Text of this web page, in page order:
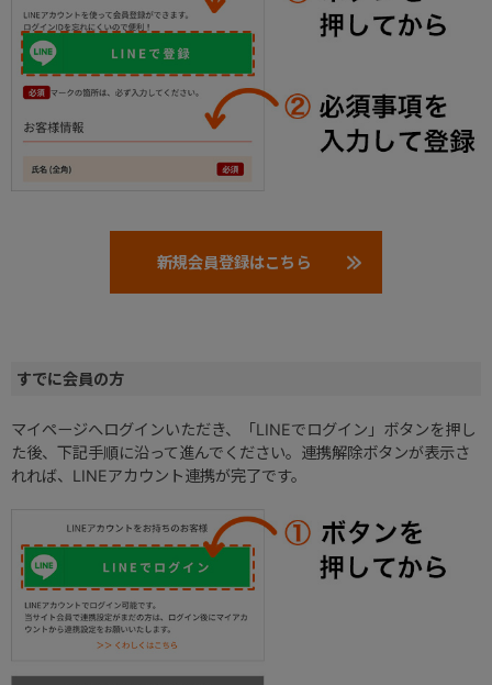
新規会員登録はこちら
すでに会員の方
マイページへログインいただき、「LINEでログイン」ボタンを押し
た後、下記手順に沿って進んでください。連携解除ボタンが表示さ
れれば、LINEアカウント連携が完了です。